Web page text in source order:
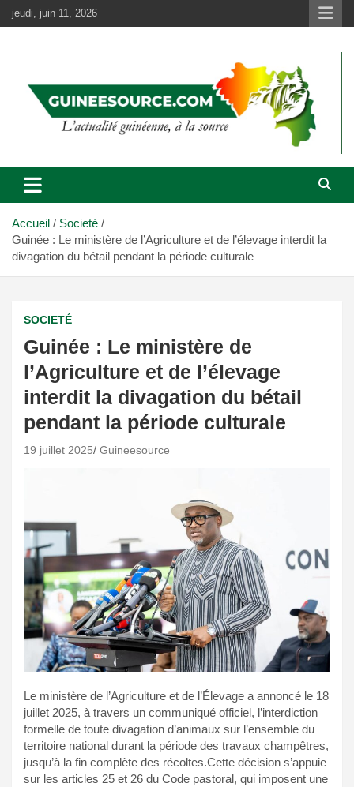
Aller
au
jeudi, juin 11, 2026
Accueil
Societé
Guinée : Le ministère de l’Agriculture et de l’élevage interdit la
divagation du bétail pendant la période culturale
SOCIETÉ
Guinée : Le ministère de
l’Agriculture et de l’élevage
interdit la divagation du bétail
pendant la période culturale
19 juillet 2025 Guineesource
Le ministère de l’Agriculture et de l’Élevage a annoncé le 18
juillet 2025, à travers un communiqué officiel, l’interdiction
formelle de toute divagation d’animaux sur l’ensemble du
territoire national durant la période des travaux champêtres,
jusqu’à la fin complète des récoltes.Cette décision s’appuie
sur les articles 25 et 26 du Code pastoral, qui imposent une